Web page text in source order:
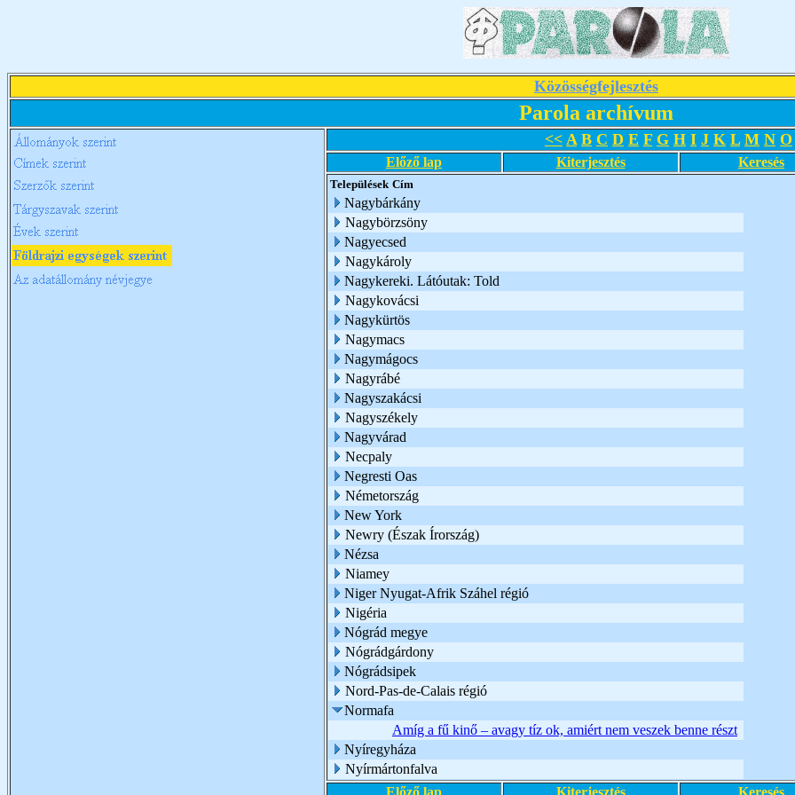
Közösségfejlesztés
Parola archívum
<< A B C D E F G H I J K L M N O
Előző lap Kiterjesztés Keresés
Települések Cím
Nagybárkány
Nagybörzsöny
Nagyecsed
Nagykároly
Nagykereki. Látóutak: Told
Nagykovácsi
Nagykürtös
Nagymacs
Nagymágocs
Nagyrábé
Nagyszakácsi
Nagyszékely
Nagyvárad
Necpaly
Negresti Oas
Németország
New York
Newry (Észak Írország)
Nézsa
Niamey
Niger Nyugat-Afrik Száhel régió
Nigéria
Nógrád megye
Nógrádgárdony
Nógrádsipek
Nord-Pas-de-Calais régió
Normafa
Amíg a fű kinő – avagy tíz ok, amiért nem veszek benne részt
Nyíregyháza
Nyírmártonfalva
Előző lap
Kiterjesztés Keresés